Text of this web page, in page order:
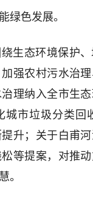
色发展。
生态环境保护
强农村污水治
理纳入全市生
城市垃圾分类回
升；关于白甫
等提案，对推
。